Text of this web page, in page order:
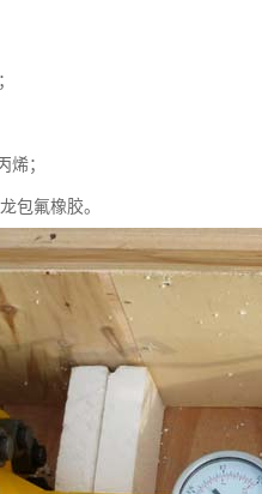
烯；
包氟橡胶。